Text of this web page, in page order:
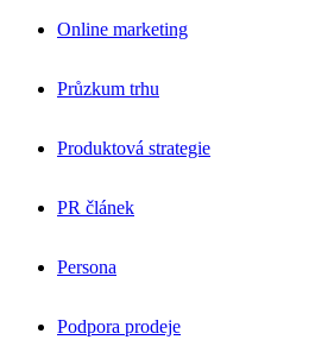
Online marketing
Průzkum trhu
Produktová strategie
PR článek
Persona
Podpora prodeje